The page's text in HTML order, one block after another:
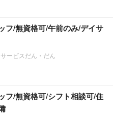
フ/無資格可/午前のみ/デイサ
ービスだん・だん
フ/無資格可/シフト相談可/住